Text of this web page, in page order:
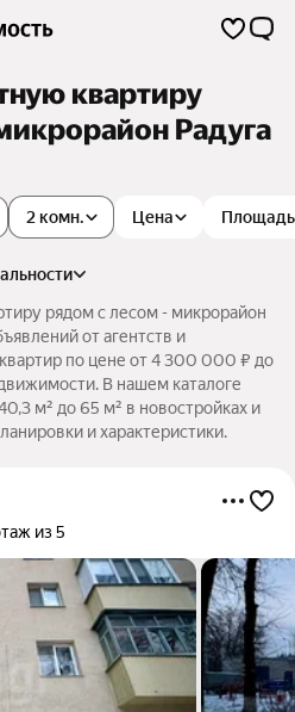
квартиру
Радуга
2 комн. Цена Площадь
рядом с лесом - микрорайон
от агентств и
по цене от 4 300 000 ₽ до
В нашем каталоге
м² до 65 м² в новостройках и
и характеристики.
из 5